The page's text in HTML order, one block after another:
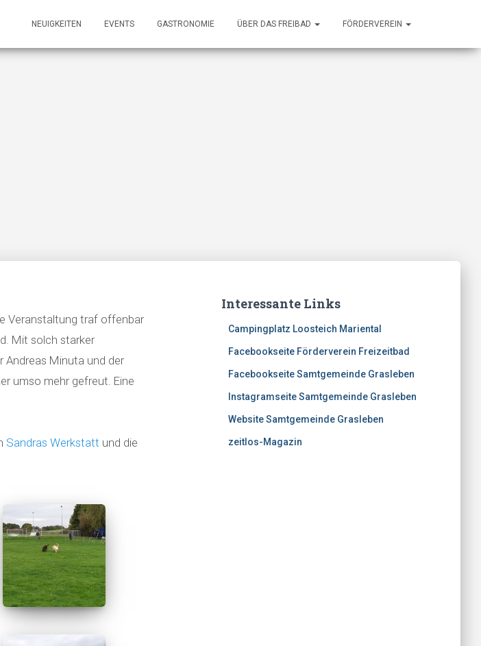
NEUIGKEITEN EVENTS GASTRONOMIE ÜBER DAS FREIBAD FÖRDERVEREIN
Veranstaltung traf offenbar
Mit solch starker
Andreas Minuta und der
umso mehr gefreut. Eine
Sandras Werkstatt und die
Interessante Links
Campingplatz Loosteich Mariental
Facebookseite Förderverein Freizeitbad
Facebookseite Samtgemeinde Grasleben
Instagramseite Samtgemeinde Grasleben
Website Samtgemeinde Grasleben
zeitlos-Magazin